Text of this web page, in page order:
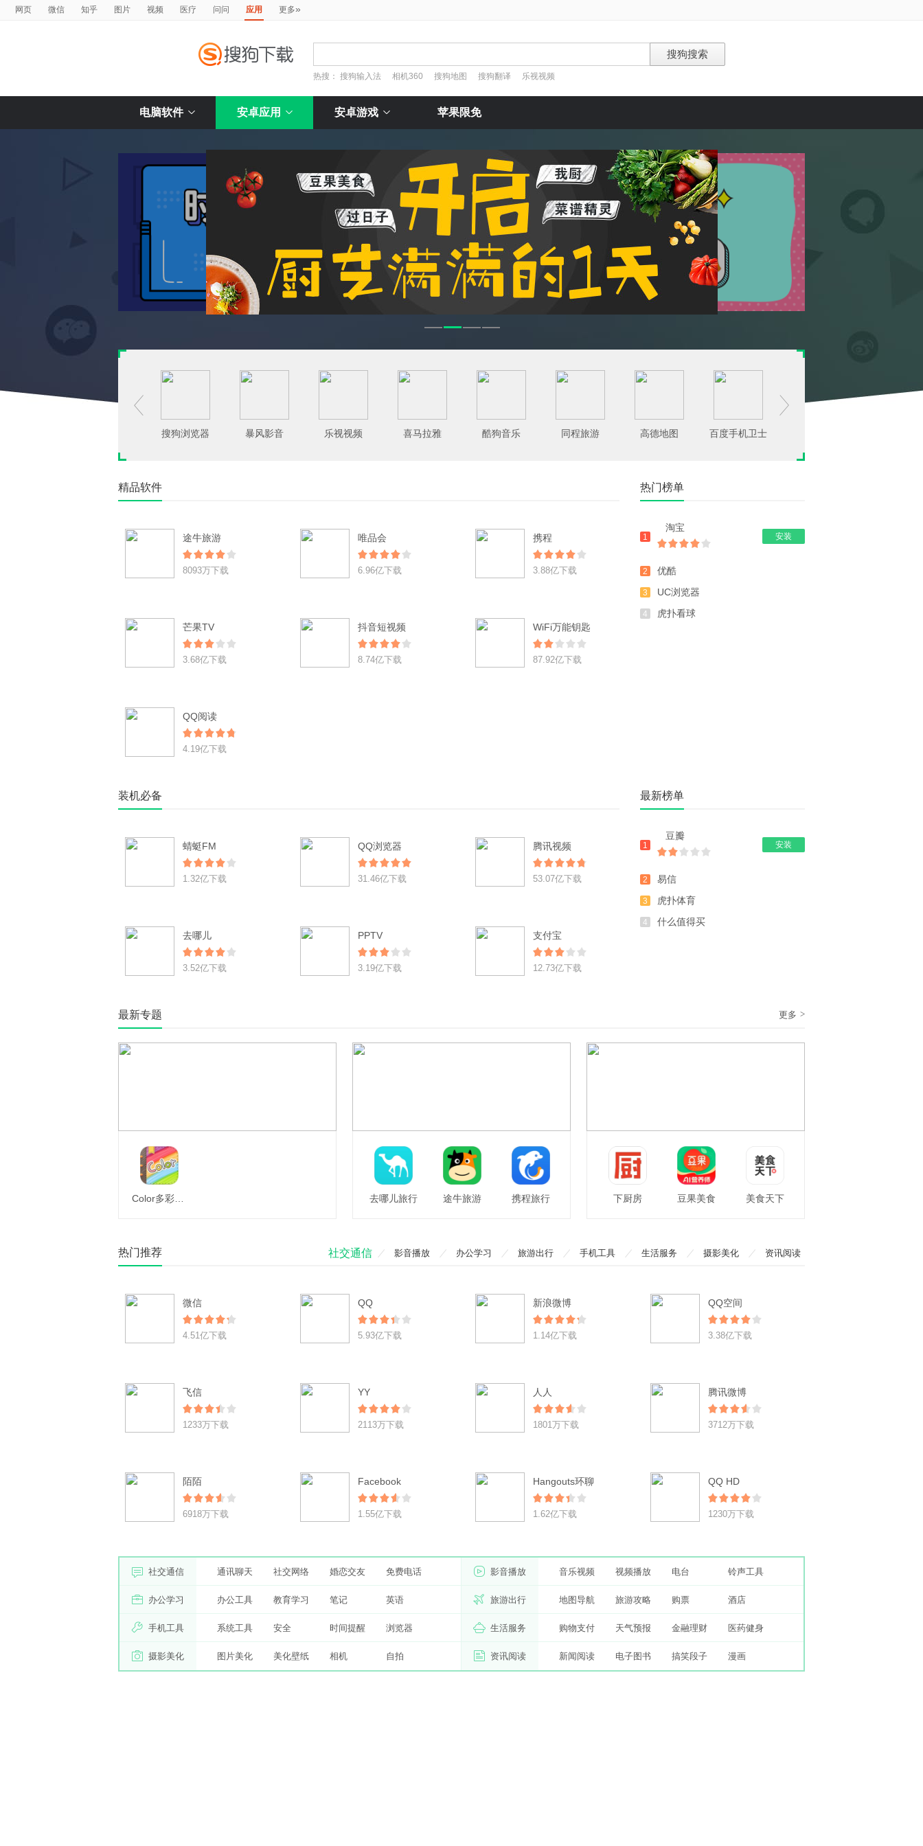
网页 微信 知乎 图片 视频 医疗 问问 应用 更多»
热搜： 搜狗输入法 相机360 搜狗地图 搜狗翻译 乐视视频
电脑软件 安卓应用 安卓游戏 苹果限免
搜狗浏览器 暴风影音 乐视视频 喜马拉雅 酷狗音乐 同程旅游 高德地图 百度手机卫士
 
精品软件
途牛旅游
8093万下载
唯品会
6.96亿下载
携程
3.88亿下载
芒果TV
3.68亿下载
抖音短视频
8.74亿下载
WiFi万能钥匙
87.92亿下载
QQ阅读
4.19亿下载
热门榜单
1
淘宝
安装
2 优酷
3 UC浏览器
4 虎扑看球
装机必备
蜻蜓FM
1.32亿下载
QQ浏览器
31.46亿下载
腾讯视频
53.07亿下载
去哪儿
3.52亿下载
PPTV
3.19亿下载
支付宝
12.73亿下载
最新榜单
1
豆瓣
安装
2 易信
3 虎扑体育
4 什么值得买
最新专题 更多 >
去哪儿旅行 途牛旅游 携程旅行 下厨房 豆果美食 美食天下
热门推荐 社交通信 影音播放 办公学习 旅游出行 手机工具 生活服务 摄影美化 资讯阅读
微信
4.51亿下载
QQ
5.93亿下载
新浪微博
1.14亿下载
QQ空间
3.38亿下载
飞信
1233万下载
YY
2113万下载
人人
1801万下载
腾讯微博
3712万下载
陌陌
6918万下载
Facebook
1.55亿下载
Hangouts环聊
1.62亿下载
QQ HD
1230万下载
社交通信 通讯聊天 社交网络 婚恋交友 免费电话 影音播放 音乐视频 视频播放 电台 铃声工具
办公学习 办公工具 教育学习 笔记 英语 旅游出行 地图导航 旅游攻略 购票 酒店
手机工具 系统工具 安全 时间提醒 浏览器 生活服务 购物支付 天气预报 金融理财 医药健身
摄影美化 图片美化 美化壁纸 相机 自拍 资讯阅读 新闻阅读 电子图书 搞笑段子 漫画